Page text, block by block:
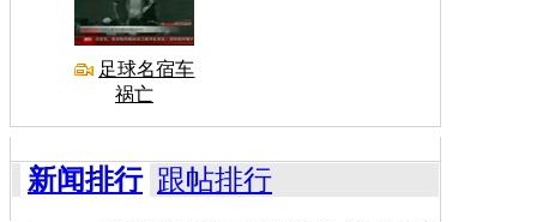
足球名宿车
祸亡
新闻排行 跟帖排行